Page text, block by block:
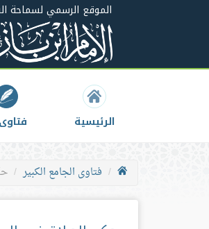
الموقع الرسمي لسماحة
الرئيسية فتاوى
فتاوى الجامع الكبير